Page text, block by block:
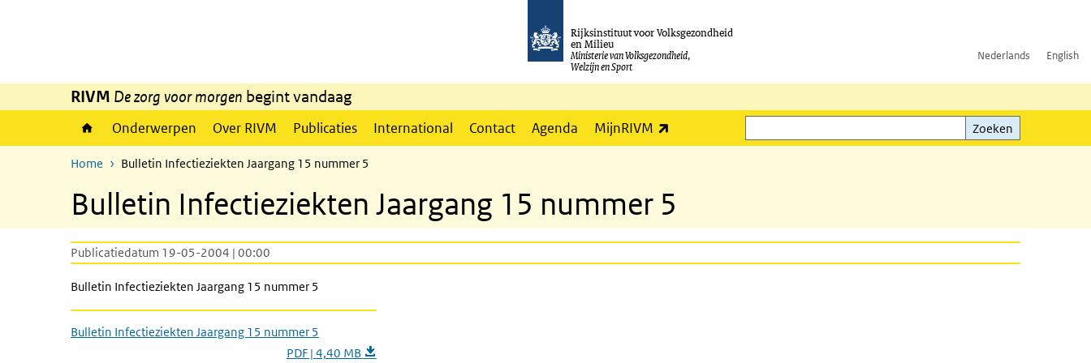
Rijksinstituut voor Volksgezondheid
en Milieu
Ministerie van Volksgezondheid,
Welzijn en Sport
Nederlands English
RIVM De zorg voor morgen begint vandaag
Onderwerpen Over RIVM Publicaties International Contact Agenda MijnRIVM
Zoeken
Zoeken
Home Bulletin Infectieziekten Jaargang 15 nummer 5
Bulletin Infectieziekten Jaargang 15 nummer 5
Publicatiedatum 19-05-2004 | 00:00
Bulletin Infectieziekten Jaargang 15 nummer 5
Bulletin Infectieziekten Jaargang 15 nummer 5
PDF | 4,40 MB